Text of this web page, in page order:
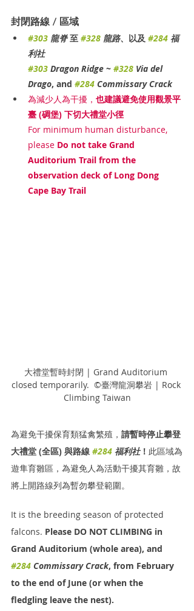
封閉路線 / 區域
#303 龍脊 至 #328 龍路、以及 #284 福
利社
#303 Dragon Ridge ~ #328 Via del
Drago, and #284 Commissary Crack
為減少人為干擾， 也建議避免使用觀景平
臺 (碉堡) 下切大禮堂小徑
For minimum human disturbance,
please Do not take Grand
Auditorium Trail from the
observation deck of Long Dong
Cape Bay Trail
大禮堂暫時封閉 | Grand Auditorium
closed temporarily.  ©臺灣龍洞攀岩 | Rock
Climbing Taiwan
為避免干擾保育類猛禽繁殖， 請暫時停止攀登
大禮堂 (全區) 與路線 #284 福利社！ 此區域為
遊隼育雛區，為避免人為活動干擾其育雛，故
將上開路線列為暫勿攀登範圍。
It is the breeding season of protected
falcons. Please DO NOT CLIMBING in
Grand Auditorium (whole area), and
#284 Commissary Crack, from February
to the end of June (or when the
fledgling leave the nest).